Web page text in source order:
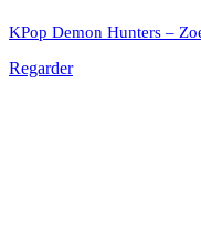
KPop Demon Hunters –
Regarder